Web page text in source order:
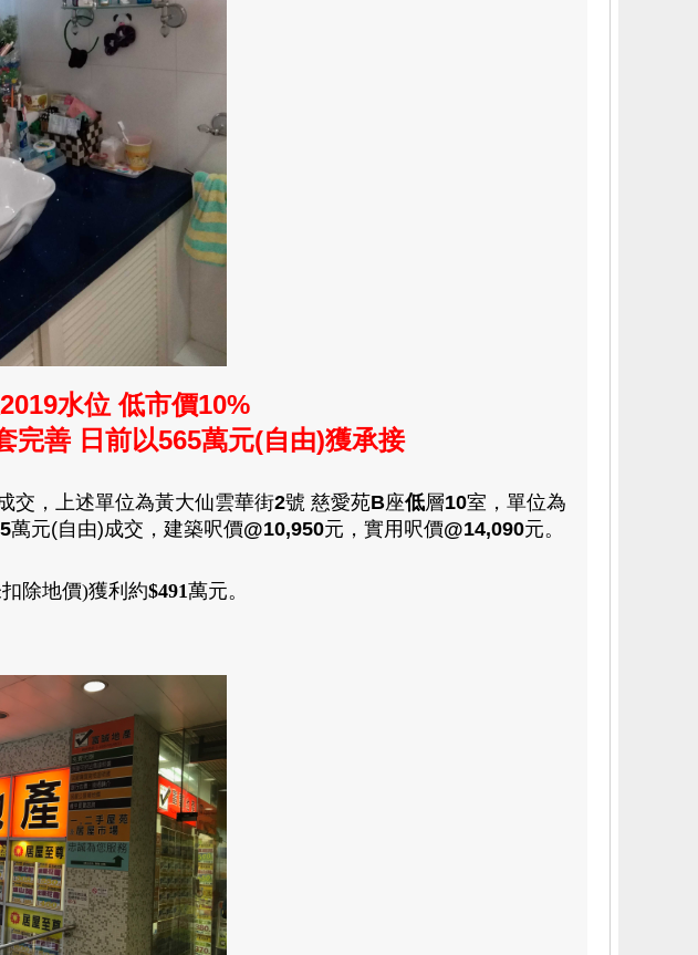
水位 低市價10%
完善 日前以565萬元(自由)獲承接
交 ， 上述單位為黃大仙雲華街2號 慈愛苑B座低層10室 ， 單位為
萬元(自由)成交，建築呎價@10,950元 ， 實用呎價@14,090元。
除地價)獲利約$491萬元。